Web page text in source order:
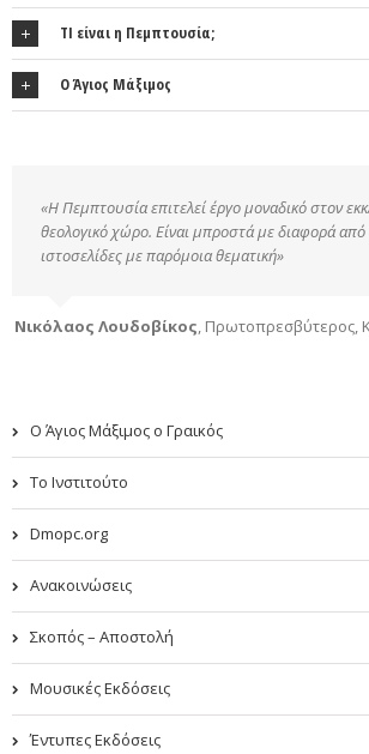
ΤΙ είναι η Πεμπτουσία;
Ο Άγιος Μάξιμος
«Η Πεμπτουσία επιτελεί έργο μοναδικό στον
θεολογικό χώρο. Είναι μπροστά με διαφορά από
ιστοσελίδες με παρόμοια θεματική»
Νικόλαος Λουδοβίκος, Πρωτοπρεσβύτερος,
Ο Άγιος Μάξιμος ο Γραικός
Το Ινστιτούτο
Dmopc.org
Ανακοινώσεις
Σκοπός – Αποστολή
Μουσικές Εκδόσεις
Έντυπες Εκδόσεις